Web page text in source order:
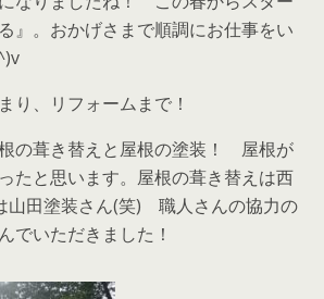
』。おかげさまで順調にお仕事をい
り、リフォームまで！
の葺き替えと屋根の塗装！ 屋根が
たと思います。屋根の葺き替えは西
田塗装さん(笑) 職人さんの協力の
でいただきました！